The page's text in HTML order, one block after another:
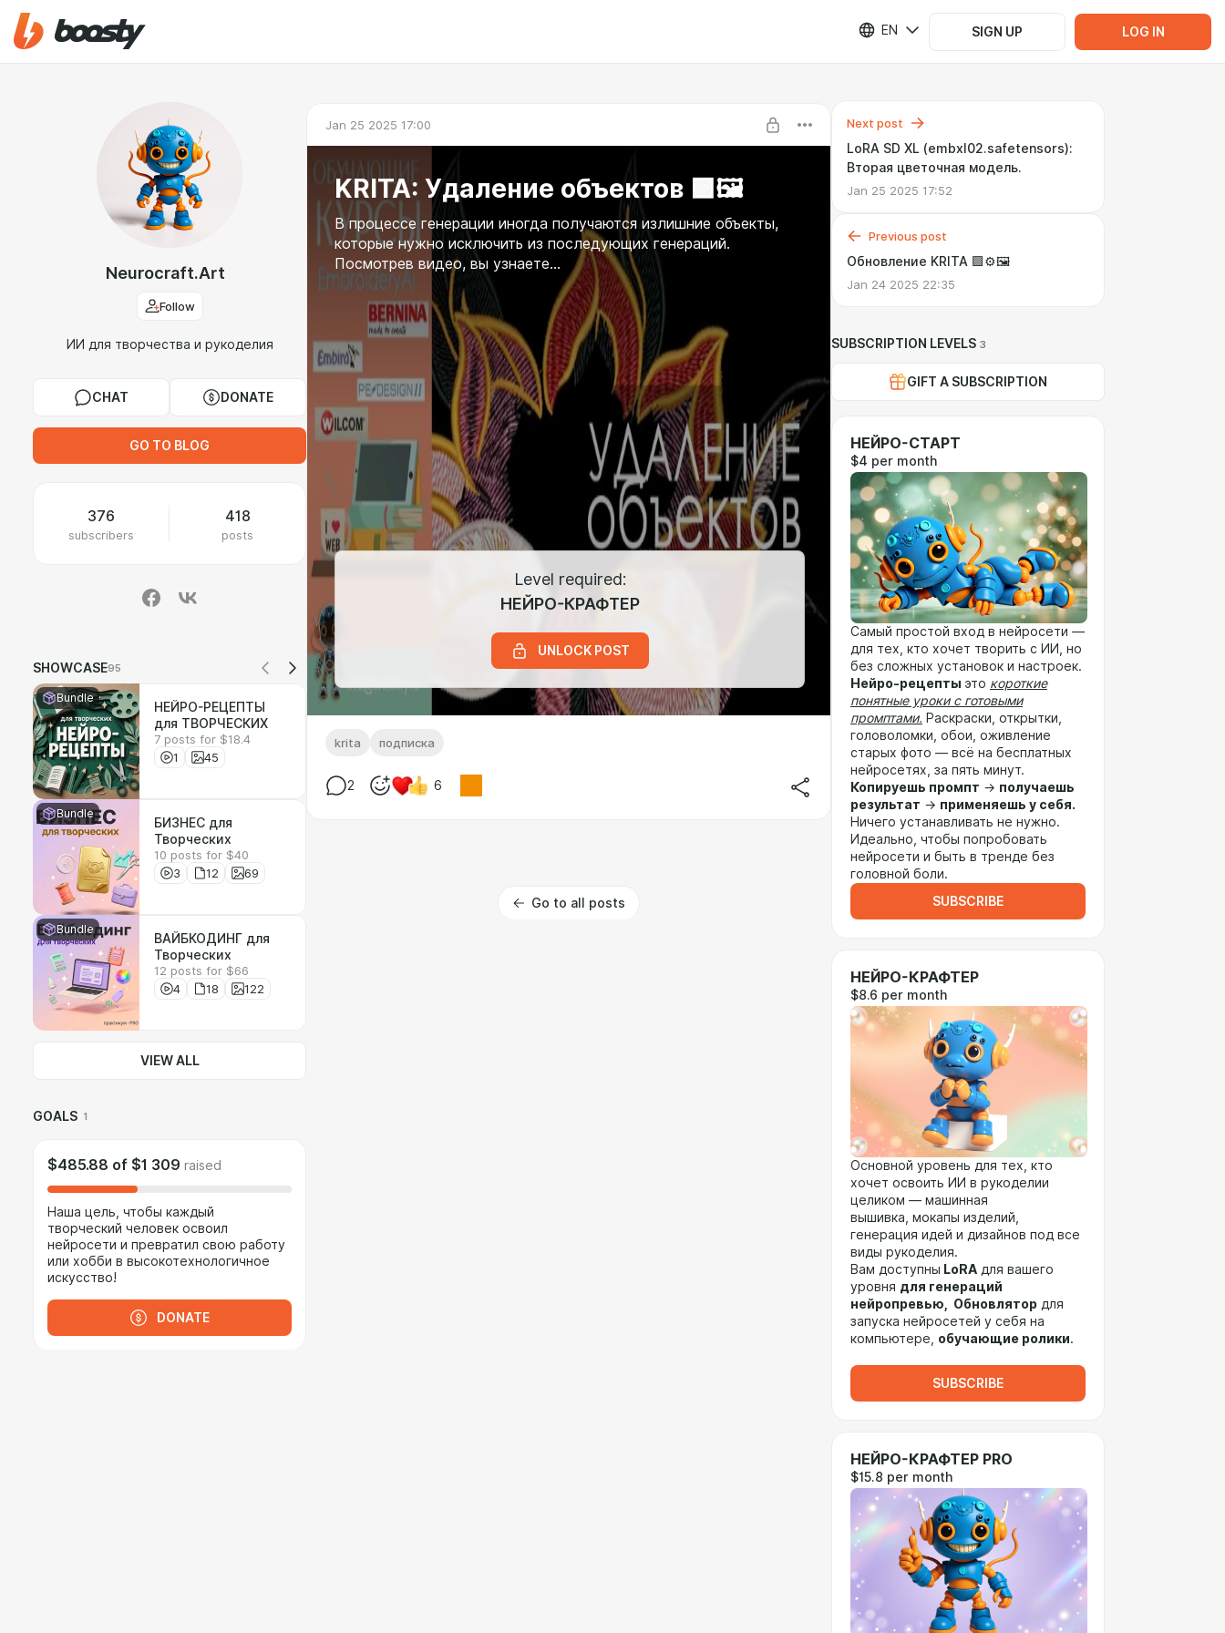
EN SIGN UP LOG IN
Neurocraft.Art
Follow
ИИ для творчества и рукоделия
CHAT DONATE
GO TO BLOG
376
subscribers
418
posts
SHOWCASE95
Bundle
НЕЙРО-РЕЦЕПТЫ
для ТВОРЧЕСКИХ
7 posts for $18.4
1
45
Bundle
БИЗНЕС для
Творческих
10 posts for $40
3
12 69
Bundle
ВАЙБКОДИНГ для
Творческих
12 posts for $66
4
18 122
VIEW ALL
GOALS 1
$485.88 of $1 309 raised
Наша цель, чтобы каждый
творческий человек освоил
нейросети и превратил свою работу
или хобби в высокотехнологичное
искусство!
DONATE
Jan 25 2025 17:00
KRITA: Удаление объектов 🟪🖼️
В процессе генерации иногда получаются излишние объекты,
которые нужно исключить из последующих генераций.
Посмотрев видео, вы узнаете...
Level required:
НЕЙРО-КРАФТЕР
UNLOCK POST
krita подписка
2 6
Go to all posts
Next post
LoRA SD XL (embxl02.safetensors):
Вторая цветочная модель.
Jan 25 2025 17:52
Previous post
Обновление KRITA 🟪⚙️🖼️
Jan 24 2025 22:35
SUBSCRIPTION LEVELS 3
GIFT A SUBSCRIPTION
НЕЙРО-СТАРТ
$4 per month
Самый простой вход в нейросети —
для тех, кто хочет творить с ИИ, но
без сложных установок и настроек.
Нейро-рецепты это короткие
понятные уроки с готовыми
промптами. Раскраски, открытки,
головоломки, обои, оживление
старых фото — всё на бесплатных
нейросетях, за пять минут.
Копируешь промпт → получаешь
результат → применяешь у себя.
Ничего устанавливать не нужно.
Идеально, чтобы попробовать
нейросети и быть в тренде без
головной боли.
SUBSCRIBE
НЕЙРО-КРАФТЕР
$8.6 per month
Основной уровень для тех, кто
хочет освоить ИИ в рукоделии
целиком — машинная
вышивка, мокапы изделий,
генерация идей и дизайнов под все
виды рукоделия.
Вам доступны LoRA для вашего
уровня для генераций
нейропревью, Обновлятор для
запуска нейросетей у себя на
компьютере, обучающие ролики.
SUBSCRIBE
НЕЙРО-КРАФТЕР PRO
$15.8 per month